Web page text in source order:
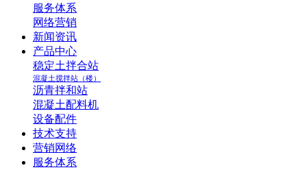
服务体系
网络营销
新闻资讯
产品中心
稳定土拌合站
混凝土搅拌站（楼）
沥青拌和站
混凝土配料机
设备配件
技术支持
营销网络
服务体系